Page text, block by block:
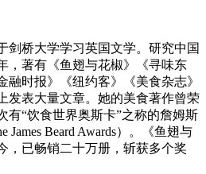
剑桥大学学习英国文学。研究中国
，著有《鱼翅与花椒》《寻味东
融时报》《纽约客》《美食杂志》
发表大量文章。她的美食著作曾荣
有“饮食世界奥斯卡”之称的詹姆斯
James Beard Awards）。《鱼翅与
，已畅销二十万册，斩获多个奖